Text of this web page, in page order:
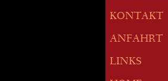
KONTAKT
ANFAHRT
LINKS